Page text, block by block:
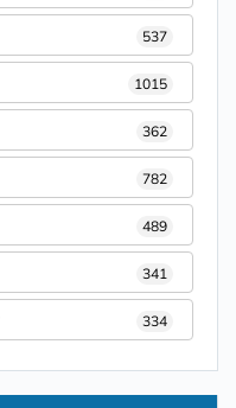
537
1015
362
782
489
341
334